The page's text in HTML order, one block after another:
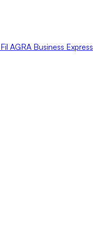
Fil AGRA Business Express